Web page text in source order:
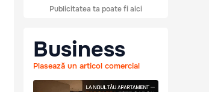
Publicitatea ta poate fi aici
Business
Plasează un articol comercial